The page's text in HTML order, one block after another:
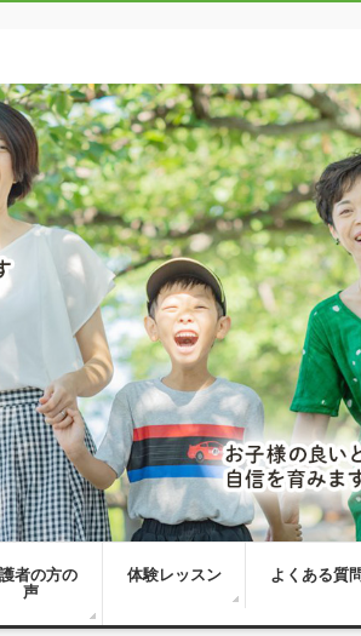
者の方の
声
体験レッスン よくある質